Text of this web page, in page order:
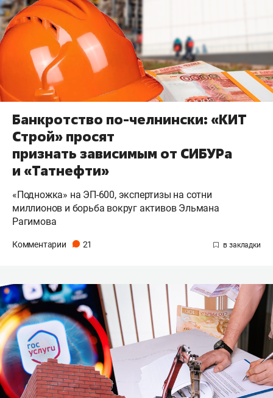
Банкротство по-челнински: «КИТ
Строй» просят
признать зависимым от СИБУРа
и «Татнефти»
«Подножка» на ЭП-600, экспертизы на сотни
миллионов и борьба вокруг активов Эльмана
Рагимова
Комментарии 21